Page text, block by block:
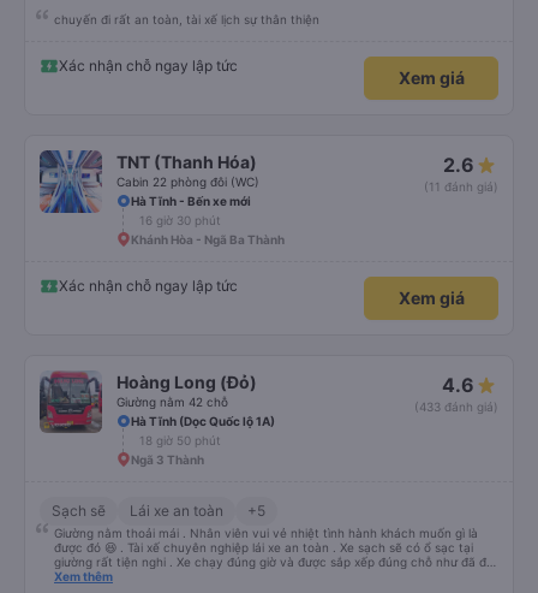
chuyến đi rất an toàn, tài xế lịch sự thân thiện
Xác nhận chỗ ngay lập tức
Xem giá
TNT (Thanh Hóa)
Cabin 22 phòng đôi (WC)
2.6
(11 đánh giá)
Hà Tĩnh - Bến xe mới
16 giờ 30 phút
Khánh Hòa - Ngã Ba Thành
Xác nhận chỗ ngay lập tức
Xem giá
Hoàng Long (Đỏ)
Giường nằm 42 chỗ
4.6
(433 đánh giá)
Hà Tĩnh (Dọc Quốc lộ 1A)
18 giờ 50 phút
Ngã 3 Thành
Sạch sẽ Lái xe an toàn +5
Giường nằm thoải mái . Nhân viên vui vẻ nhiệt tình hành khách muốn gì là
được đó 😆 . Tài xế chuyên nghiệp lái xe an toàn . Xe sạch sẽ có ổ sạc tại
giường rất tiện nghi . Xe chạy đúng giờ và được sắp xếp đúng chỗ như đã đặt
. Điểm 10 cho hoàng long đỏ 👍
Xem thêm